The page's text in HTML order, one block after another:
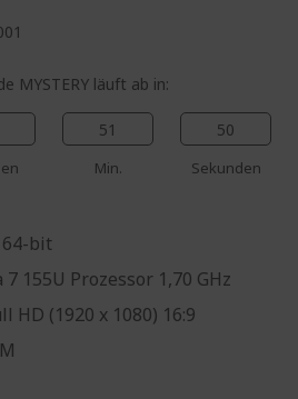
MYSTERY läuft ab in:
51
Min.
49
Sekunden
64-bit
155U Prozessor 1,70 GHz
HD (1920 x 1080) 16:9